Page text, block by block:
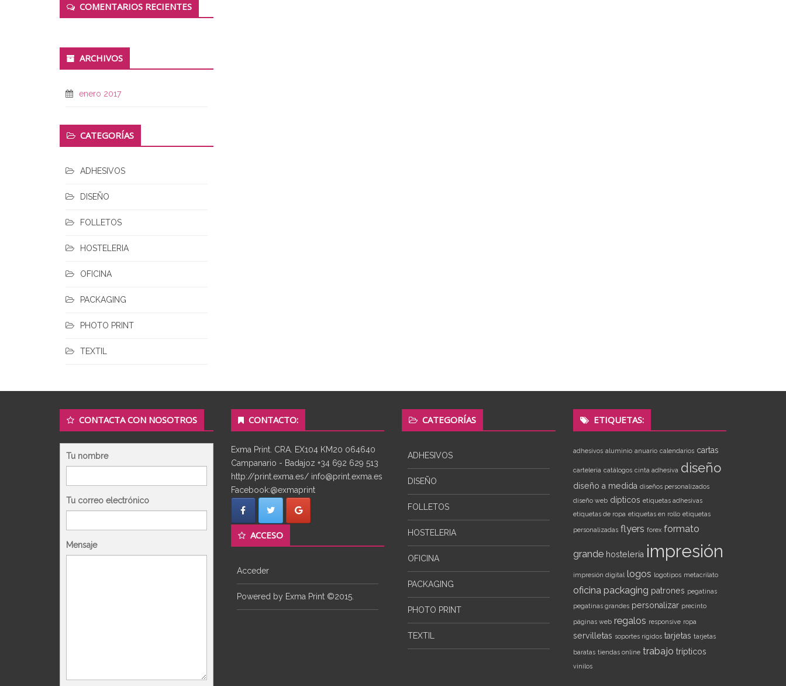
COMENTARIOS RECIENTES
ARCHIVOS
enero 2017
CATEGORÍAS
ADHESIVOS
DISEÑO
FOLLETOS
HOSTELERIA
OFICINA
PACKAGING
PHOTO PRINT
TEXTIL
CONTACTA CON NOSOTROS
Tu nombre
Tu correo electrónico
Mensaje
CONTACTO:
Exma Print. CRA. EX104 KM20 064640
Campanario - Badajoz +34 692 629 513
http://print.exma.es/ info@print.exma.es
Facebook:@exmaprint
ACCESO
Acceder
Powered by Exma Print ©2015.
CATEGORÍAS
ADHESIVOS
DISEÑO
FOLLETOS
HOSTELERIA
OFICINA
PACKAGING
PHOTO PRINT
TEXTIL
ETIQUETAS:
adhesivos aluminio anuario calendarios cartas
cartelería catálogos cinta adhesiva diseño
diseño a medida diseños personalizados
diseño web dípticos etiquetas adhesivas
etiquetas de ropa etiquetas en rollo etiquetas
personalizadas flyers forex formato
grande hostelería impresión
impresión digital logos logotipos metacrilato
oficina packaging patrones pegatinas
pegatinas grandes personalizar precinto
páginas web regalos responsive ropa
servilletas soportes rígidos tarjetas tarjetas
baratas tiendas online trabajo trípticos
vinilos